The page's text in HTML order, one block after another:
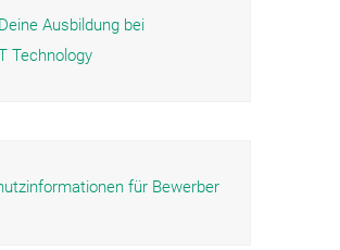
Ausbildung bei
Technology
für Bewerber